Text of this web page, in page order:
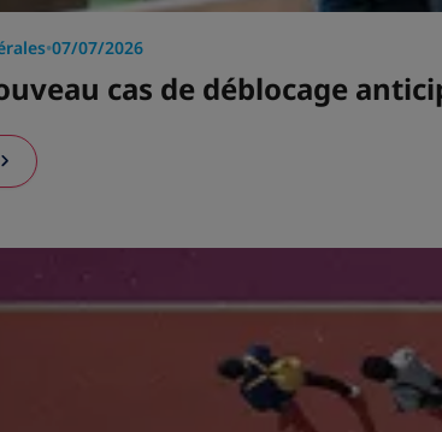
•07/07/2026
cas de déblocage